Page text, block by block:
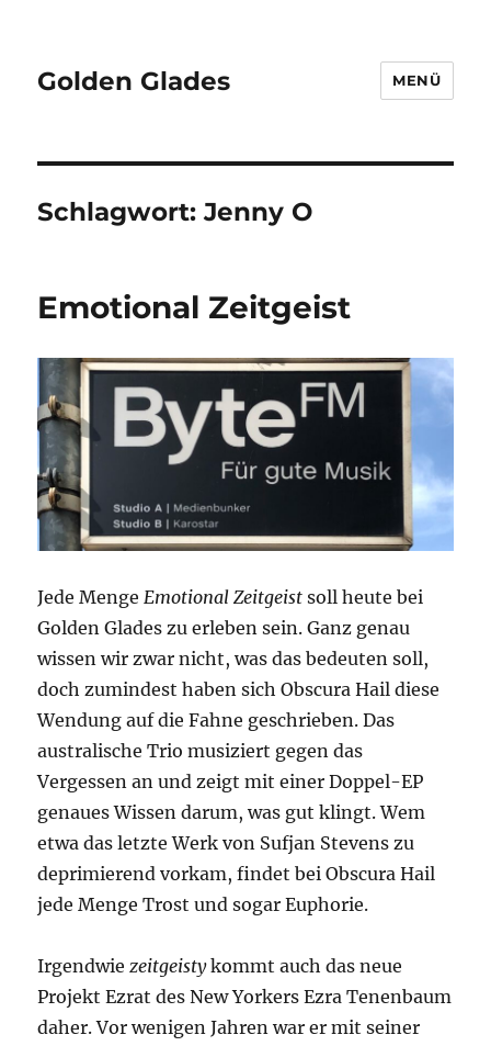
Golden Glades MENÜ
Schlagwort:Jenny O
Emotional Zeitgeist
Jede MengeEmotional Zeitgeist soll heute bei
Golden Glades zu erleben sein. Ganz genau
wissen wir zwar nicht, was das bedeuten soll,
doch zumindest haben sich Obscura Hail diese
Wendung auf die Fahne geschrieben. Das
australische Trio musiziert gegen das
Vergessen an und zeigt mit einer Doppel-EP
genaues Wissen darum, was gut klingt. Wem
etwa das letzte Werk von Sufjan Stevens zu
deprimierend vorkam, findet bei Obscura Hail
jede Menge Trost und sogar Euphorie.
Irgendwiezeitgeistykommt auch das neue
Projekt Ezrat des New Yorkers Ezra Tenenbaum
daher. Vor wenigen Jahren war er mit seiner